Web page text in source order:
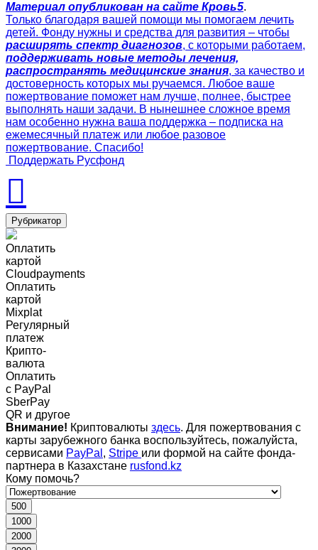
Материал опубликован на сайте Кровь5.
Только благодаря вашей помощи мы помогаем лечить
детей. Фонду нужны и средства для развития – чтобы
расширять спектр диагнозов, с которыми работаем,
поддерживать новые методы лечения,
распространять медицинские знания, за качество и
достоверность которых мы ручаемся. Любое ваше
пожертвование поможет нам лучше, полнее, быстрее
выполнять наши задачи. В нынешнее сложное время
нам особенно нужна ваша поддержка – подписка на
ежемесячный платеж или любое разовое
пожертвование. Спасибо!
Поддержать Русфонд
Рубрикатор
Оплатить
картой
Cloudpayments
Оплатить
картой
Mixplat
Регулярный
платеж
Крипто-
валюта
Оплатить
c PayPal
SberPay
QR и другое
Внимание! Криптовалюты здесь. Для пожертвования с
карты зарубежного банка воспользуйтесь, пожалуйста,
сервисами PayPal , Stripe или формой на сайте фонда-
партнера в Казахстане rusfond.kz
Кому помочь?
500
1000
2000